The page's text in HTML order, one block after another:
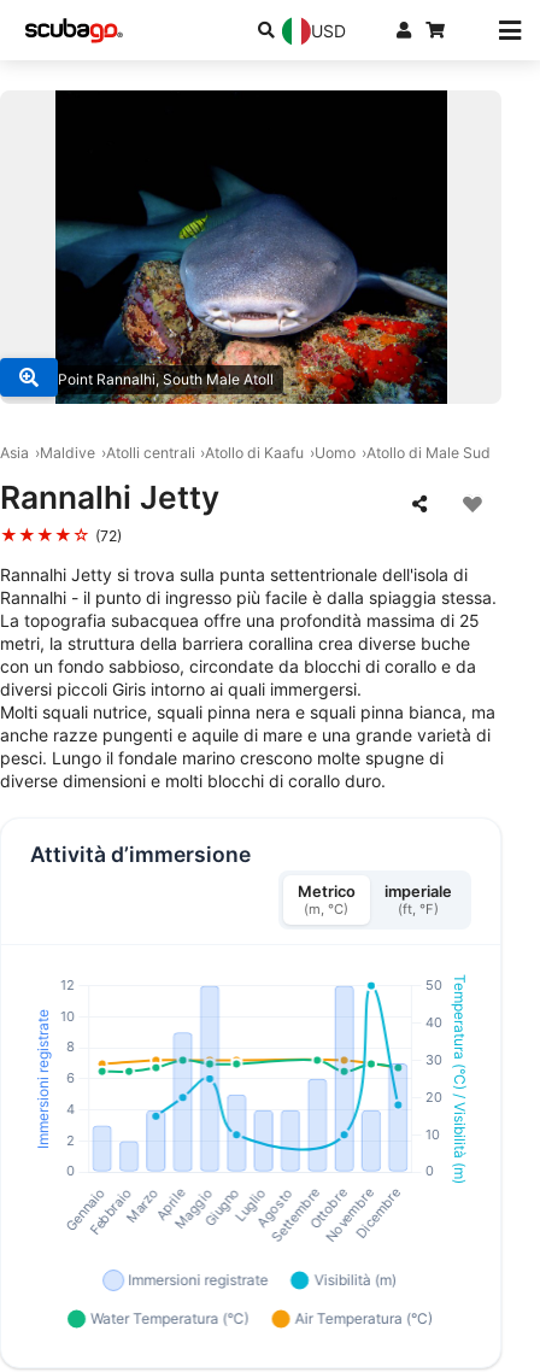
USD
© DivePoint Rannalhi, South Male Atoll
Asia Maldive Atolli centrali Atollo di Kaafu Uomo Atollo di Male Sud
Rannalhi Jetty
★★★★☆ (72)
Rannalhi Jetty si trova sulla punta settentrionale dell'isola di
Rannalhi - il punto di ingresso più facile è dalla spiaggia stessa.
La topografia subacquea offre una profondità massima di 25
metri, la struttura della barriera corallina crea diverse buche
con un fondo sabbioso, circondate da blocchi di corallo e da
diversi piccoli Giris intorno ai quali immergersi.
Molti squali nutrice, squali pinna nera e squali pinna bianca, ma
anche razze pungenti e aquile di mare e una grande varietà di
pesci. Lungo il fondale marino crescono molte spugne di
diverse dimensioni e molti blocchi di corallo duro.
Attività d’immersione
Metrico
(m, °C)
imperiale
(ft, °F)